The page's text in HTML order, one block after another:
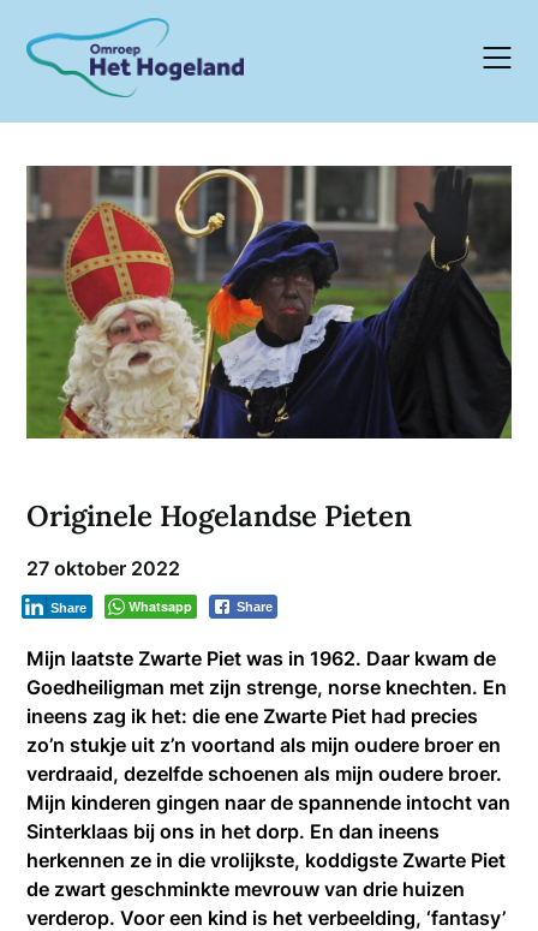
content
Originele Hogelandse Pieten
27 oktober 2022
Whatsapp Share
Share
Mijn laatste Zwarte Piet was in 1962. Daar kwam de
Goedheiligman met zijn strenge, norse knechten. En
ineens zag ik het: die ene Zwarte Piet had precies
zo’n stukje uit z’n voortand als mijn oudere broer en
verdraaid, dezelfde schoenen als mijn oudere broer.
Mijn kinderen gingen naar de spannende intocht van
Sinterklaas bij ons in het dorp. En dan ineens
herkennen ze in die vrolijkste, koddigste Zwarte Piet
de zwart geschminkte mevrouw van drie huizen
verderop. Voor een kind is het verbeelding, ‘fantasy’